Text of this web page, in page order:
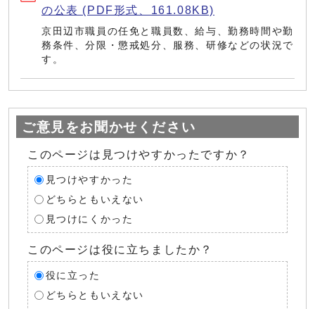
の公表 (PDF形式、161.08KB)
京田辺市職員の任免と職員数、給与、勤務時間や勤
務条件、分限・懲戒処分、服務、研修などの状況で
す。
ご意見をお聞かせください
このページは見つけやすかったですか？
見つけやすかった
どちらともいえない
見つけにくかった
このページは役に立ちましたか？
役に立った
どちらともいえない